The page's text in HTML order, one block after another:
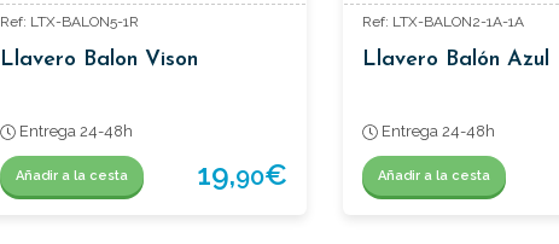
Ref: LTX-BALON5-1R
Llavero Balon Vison
Entrega 24-48h
Añadir a la cesta 19,90€
Ref: LTX-BALON2-1A-1A
Llavero Balón Azul
Entrega 24-48h
Añadir a la cesta